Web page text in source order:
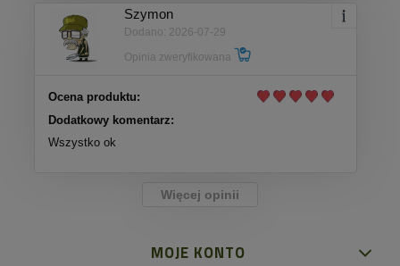
Szymon
Dodano: 2026-07-29
Opinia zweryfikowana
Ocena produktu:
Dodatkowy komentarz:
Wszystko ok
Więcej opinii
MOJE KONTO